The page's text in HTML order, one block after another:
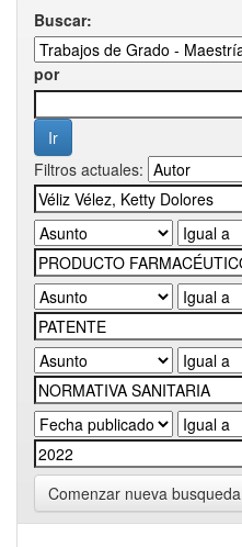
Buscar:
por
Filtros actuales:
Comenzar nueva busqueda